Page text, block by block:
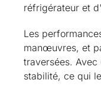
réfrigérateur et
Les
manœuvres, et
traversées.
stabilité, ce qui